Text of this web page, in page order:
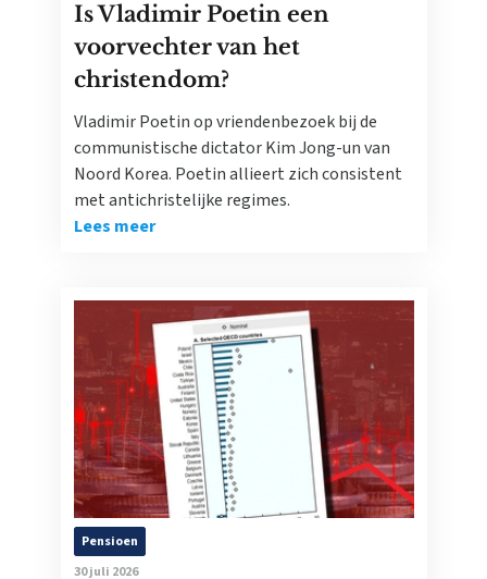
Is Vladimir Poetin een
voorvechter van het
christendom?
Vladimir Poetin op vriendenbezoek bij de
communistische dictator Kim Jong-un van
Noord Korea. Poetin allieert zich consistent
met antichristelijke regimes.
Lees meer
Pensioen
30 juli 2026